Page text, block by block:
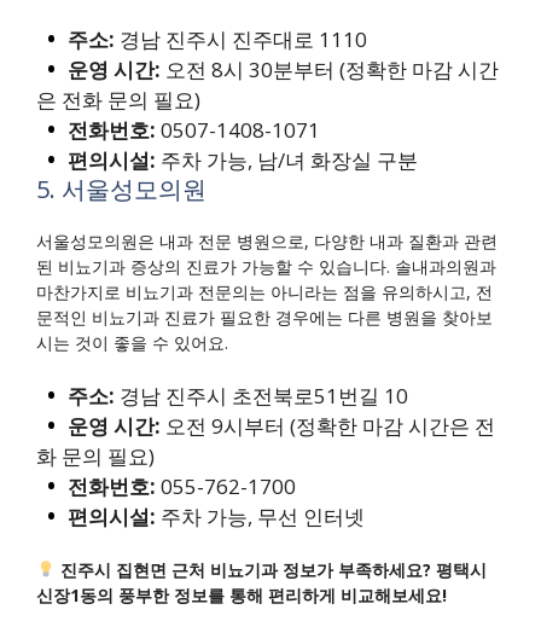
주소: 경남 진주시 진주대로 1110
운영 시간: 오전 8시 30분부터 (정확한 마감 시간
은 전화 문의 필요)
전화번호: 0507-1408-1071
편의시설: 주차 가능, 남/녀 화장실 구분
5. 서울성모의원
서울성모의원은 내과 전문 병원으로, 다양한 내과 질환과 관련
된 비뇨기과 증상의 진료가 가능할 수 있습니다. 솔내과의원과
마찬가지로 비뇨기과 전문의는 아니라는 점을 유의하시고, 전
문적인 비뇨기과 진료가 필요한 경우에는 다른 병원을 찾아보
시는 것이 좋을 수 있어요.
주소: 경남 진주시 초전북로51번길 10
운영 시간: 오전 9시부터 (정확한 마감 시간은 전
화 문의 필요)
전화번호: 055-762-1700
편의시설: 주차 가능, 무선 인터넷
진주시 집현면 근처 비뇨기과 정보가 부족하세요? 평택시
신장1동의 풍부한 정보를 통해 편리하게 비교해보세요!